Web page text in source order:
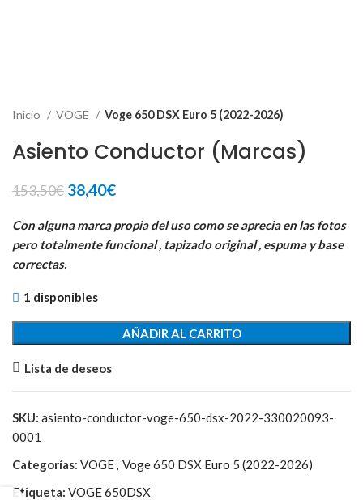
Inicio VOGE Voge 650 DSX Euro 5 (2022-2026)
Asiento Conductor (Marcas)
153,50€ El
original
era:
38,40€El
actual
es:
Con alguna marca propia del uso como se aprecia en las fotos
pero totalmente funcional , tapizado original , espuma y base
correctas.
1 disponibles
AÑADIR AL CARRITO
Lista de deseos
SKU: asiento-conductor-voge-650-dsx-2022-330020093-
0001
Categorías: VOGE, Voge 650 DSX Euro 5 (2022-2026)
Etiqueta: VOGE 650DSX